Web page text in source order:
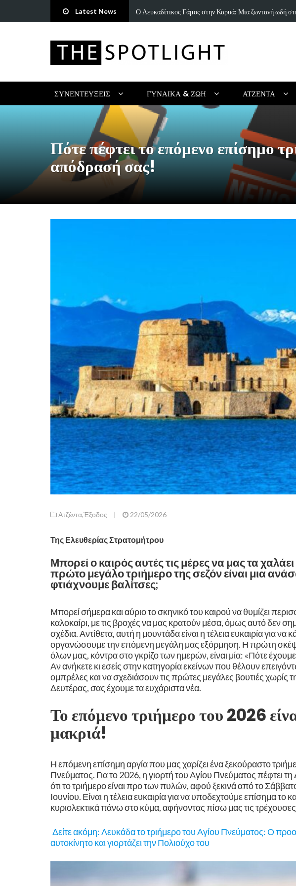
Latest News
ωδή στην παράδοση και τον… «Άννα Είσαι Καλά;»: Το νέο τραγούδι του Δημήτρη
ΣΥΝΕΝΤΕΎΞΕΙΣ ΓΥΝΑΊΚΑ & ΖΩΉ ΑΤΖΈΝΤΑ
Πότε πέφτει το επόμενο επίσημο
απόδρασή σας!
Ατζέντα,Έξοδος | 22/05/2026
Της Ελευθερίας Στρατομήτρου
Μπορεί ο καιρός αυτές τις μέρες να μας τα
πρώτο μεγάλο τριήμερο της σεζόν είναι μια
φτιάχνουμε βαλίτσες; ​
Μπορεί σήμερα και αύριο το σκηνικό του καιρού να θυμίζει
καλοκαίρι, με τις βροχές να μας κρατούν μέσα, όμως αυτό δεν
σχέδια. Αντίθετα, αυτή η μουντάδα είναι η τέλεια ευκαιρία για
οργανώσουμε την επόμενη μεγάλη μας εξόρμηση. Η πρώτη
όλων μας, κόντρα στο γκρίζο των ημερών, είναι μία: «Πότε
Αν ανήκετε κι εσείς στην κατηγορία εκείνων που θέλουν
ομπρέλες και να σχεδιάσουν τις πρώτες μεγάλες βουτιές χωρίς
Δευτέρας, σας έχουμε τα ευχάριστα νέα. ​
Το επόμενο τριήμερο του 2026
μακριά! ​
Η επόμενη επίσημη αργία που μας χαρίζει ένα ξεκούραστο
Πνεύματος. ​Για το 2026, η γιορτή του Αγίου Πνεύματος πέφτει τη
ότι το τριήμερο είναι προ των πυλών, αφού ξεκινά από το
Ιουνίου. Είναι η τέλεια ευκαιρία για να υποδεχτούμε επίσημα το
κυριολεκτικά πάνω στο κύμα, αφήνοντας πίσω μας τις
Δείτε ακόμη: Λευκάδα το τριήμερο του Αγίου Πνεύματος: Ο
αυτοκίνητο και γιορτάζει την Πολιούχο του